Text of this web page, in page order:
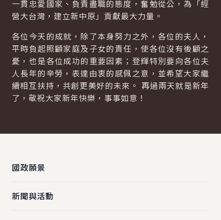
一貫忠愛國家、負責盡職的態度，奮勉從公，為「經
營大台灣，建立新中原」貢獻最大力量。
各位今天的成就，除了本身努力之外，各位的夫人，
平時負起照顧家庭及子女的責任，使各位沒有後顧之
憂，也是各位成功的重要因素；登輝特別要向各位夫
人長年的辛勞，表達由衷的感佩之意，並希望大家繼
續相互扶持，共創更美好的未來。 再過兩天就是新年
了，敬祝大家新年快樂，事事如意！
國政願景
新聞與活動